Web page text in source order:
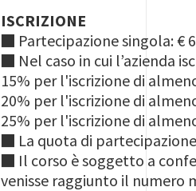
ISCRIZIONE
■ Partecipazione singola: €
■ Nel caso in cui l’azienda
15% per l'iscrizione di
20% per l'iscrizione di
25% per l'iscrizione di
■ La quota di
■ Il corso è soggetto a
venisse raggiunto il numero